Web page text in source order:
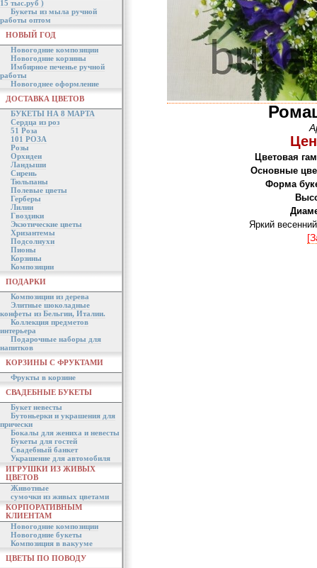
15 тыс.руб )
Букеты из мыла ручной
работы оптом
НОВЫЙ ГОД
Новогодние композиции
Новогодние корзины
Имбирное печенье ручной
работы
Новогоднее оформление
ДОСТАВКА ЦВЕТОВ
БУКЕТЫ НА 8 МАРТА
Сердца из роз
51 Роза
101 РОЗА
Розы
Орхидеи
Ландыши
Сирень
Тюльпаны
Полевые цветы
Герберы
Лилии
Гвоздики
Экзотические цветы
Хризантемы
Подсолнухи
Пионы
Корзины
Композиции
ПОДАРКИ
Композиции из дерева
Элитные шоколадные
конфеты из Бельгии, Италии.
Коллекция предметов
интерьера
Подарочные наборы для
напитков
КОРЗИНЫ С ФРУКТАМИ
Фрукты в корзине
СВАДЕБНЫЕ БУКЕТЫ
Букет невесты
Бутоньерки и украшения для
прически
Бокалы для жениха и невесты
Букеты для гостей
Свадебный банкет
Украшение для автомобиля
ИГРУШКИ ИЗ ЖИВЫХ
ЦВЕТОВ
Животные
сумочки из живых цветами
КОРПОРАТИВНЫМ
КЛИЕНТАМ
Новогодние композиции
Новогодние букеты
Композиция в вакууме
ЦВЕТЫ ПО ПОВОДУ
Цветовая
Основные
Форма
Яркий